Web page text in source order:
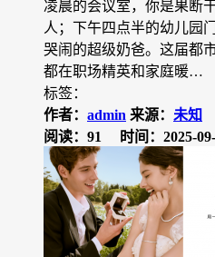
凌晨的会议室，你是果断
人；下午四点半的幼儿园
哭闹的超级奶爸。这届都
都在职场精英和家庭暖…
标签：
作者： admin 来源： 未知
阅读：91
时间：2025-